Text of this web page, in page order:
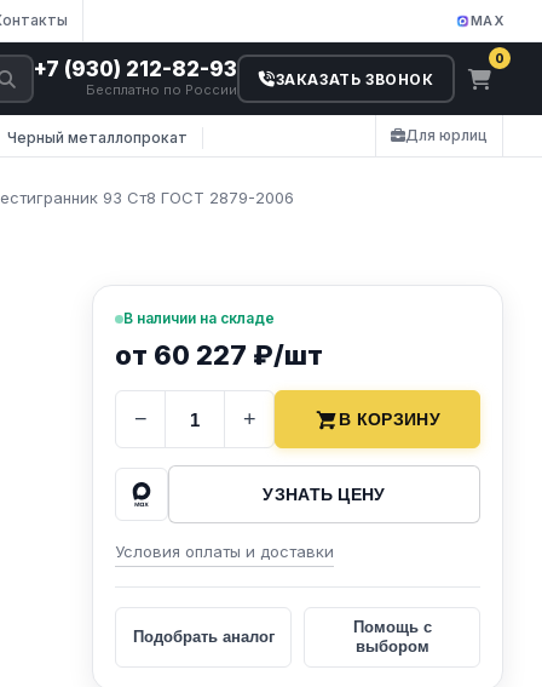
MAX
+7 (930) 212-82-93
Бесплатно по России
ЗАКАЗАТЬ ЗВОНОК
0
Черный металлопрокат Для юрлиц
93 Ст8 ГОСТ 2879-2006
В наличии на складе
от 60 227 ₽/шт
− + В КОРЗИНУ
УЗНАТЬ ЦЕНУ
Условия оплаты и доставки
Подобрать аналог
Помощь с
выбором